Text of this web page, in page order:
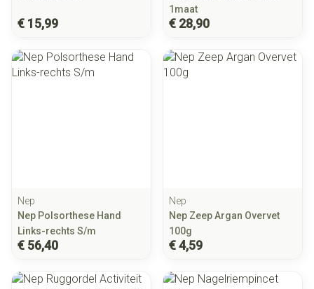
€ 15,99
1maat
€ 28,90
Nep
Nep Polsorthese Hand
Links-rechts S/m
€ 56,40
Nep
Nep Zeep Argan Overvet
100g
€ 4,59